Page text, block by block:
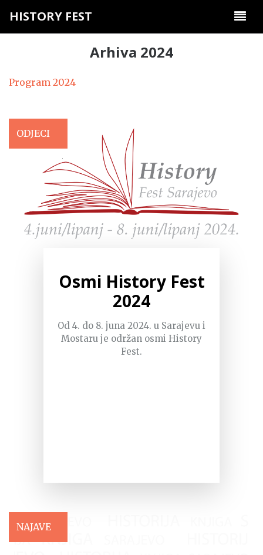
HISTORY FEST
Arhiva 2024
Program 2024
ODJECI
Osmi History Fest
2024
Od 4. do 8. juna 2024. u Sarajevu i
Mostaru je održan osmi History
Fest.
NAJAVE